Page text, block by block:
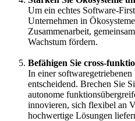
Um ein echtes Software-
Unternehmen in
Zusammenarbeit,
Wachstum fördern.
Befähigen Sie cross-
In einer
entscheidend. Brechen Sie
autonome
innovieren, sich flexibel an
hochwertige Lösungen